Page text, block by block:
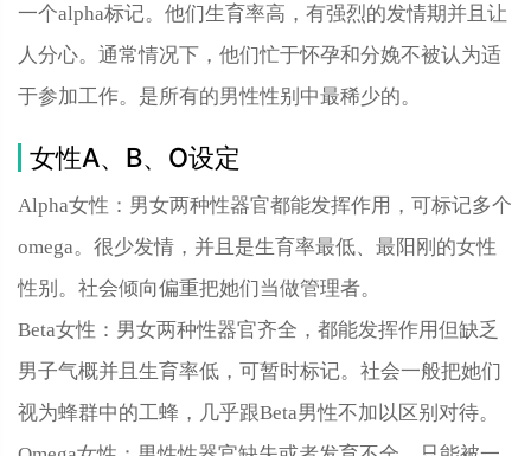
一个alpha标记。他们生育率高，有强烈的发情期并且让
人分心。通常情况下，他们忙于怀孕和分娩不被认为适
于参加工作。是所有的男性性别中最稀少的。
女性A、B、O设定
Alpha女性：男女两种性器官都能发挥作用，可标记多个
omega。很少发情，并且是生育率最低、最阳刚的女性
性别。社会倾向偏重把她们当做管理者。
Beta女性：男女两种性器官齐全，都能发挥作用但缺乏
男子气概并且生育率低，可暂时标记。社会一般把她们
视为蜂群中的工蜂，几乎跟Beta男性不加以区别对待。